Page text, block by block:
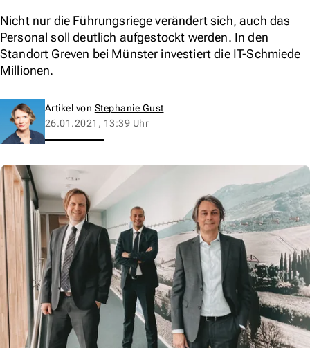
Nicht nur die Führungsriege verändert sich, auch das
Personal soll deutlich aufgestockt werden. In den
Standort Greven bei Münster investiert die IT-Schmiede
Millionen.
Artikel von Stephanie Gust
26.01.2021, 13:39 Uhr